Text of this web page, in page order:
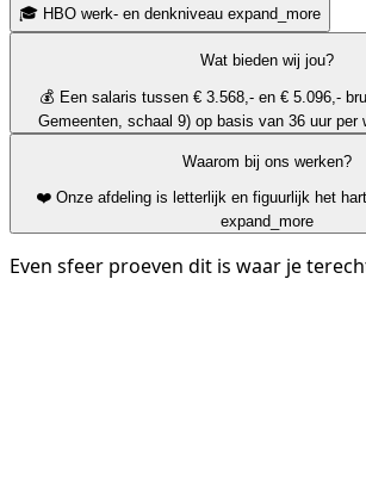
🎓 HBO werk- en denkniveau expand_more
Wat bieden wij jou?
💰 Een salaris tussen € 3.568,- en € 5.096,-
Gemeenten, schaal 9) op basis van 36 uur per
Waarom bij ons werken?
❤️ Onze afdeling is letterlijk en figuurlijk het
expand_more
Even sfeer proeven dit is waar je